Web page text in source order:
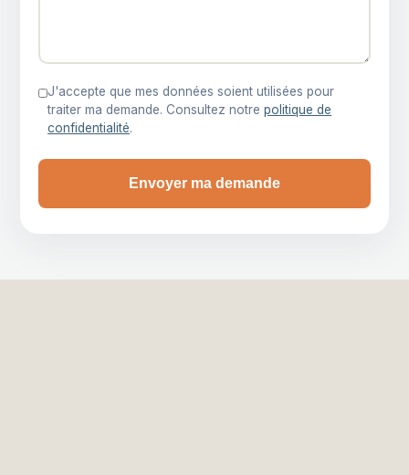
J'accepte que mes données soient utilisées pour
traiter ma demande. Consultez notrepolitique de
confidentialité.
Envoyer ma demande